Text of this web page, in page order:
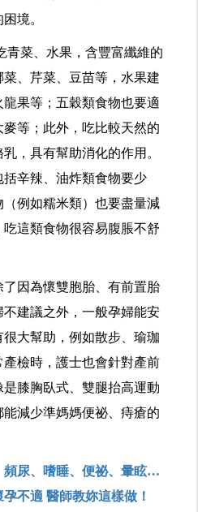
境。
青菜、水果，含豐富纖維的
、芹菜、豆苗等，水果建
果等；五穀類食物也要適
等；此外，吃比較天然的
，具有幫助消化的作用。
辛辣、油炸類食物要少
例如糯米類）也要盡量減
這類食物很容易腹脹不舒
因為懷雙胞胎、有前置胎
建議之外，一般孕婦能安
大幫助，例如散步、瑜珈
檢時，護士也會針對產前
膝胸臥式、雙腿抬高運動
減少準媽媽便祕、痔瘡的
頻尿、嗜睡、便祕、暈眩…
不適 醫師教妳這樣做！